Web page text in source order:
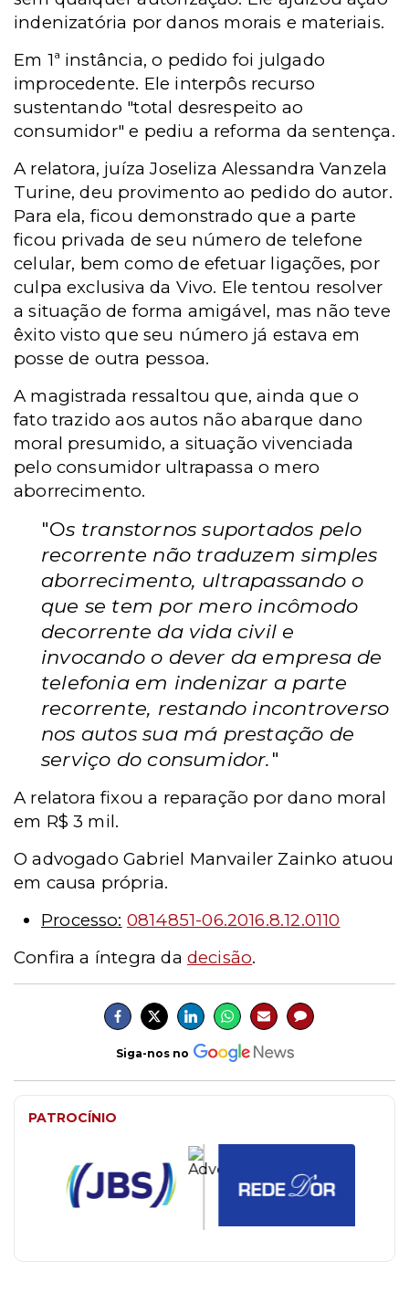
indenizatória por danos morais e materiais.
Em 1ª instância, o pedido foi julgado
improcedente. Ele interpôs recurso
sustentando "total desrespeito ao
consumidor" e pediu a reforma da sentença.
A relatora, juíza Joseliza Alessandra Vanzela
Turine, deu provimento ao pedido do autor.
Para ela, ficou demonstrado que a parte
ficou privada de seu número de telefone
celular, bem como de efetuar ligações, por
culpa exclusiva da Vivo. Ele tentou resolver
a situação de forma amigável, mas não teve
êxito visto que seu número já estava em
posse de outra pessoa.
A magistrada ressaltou que, ainda que o
fato trazido aos autos não abarque dano
moral presumido, a situação vivenciada
pelo consumidor ultrapassa o mero
aborrecimento.
"Os transtornos suportados pelo
recorrente não traduzem simples
aborrecimento, ultrapassando o
que se tem por mero incômodo
decorrente da vida civil e
invocando o dever da empresa de
telefonia em indenizar a parte
recorrente, restando incontroverso
nos autos sua má prestação de
serviço do consumidor."
A relatora fixou a reparação por dano moral
em R$ 3 mil.
O advogado Gabriel Manvailer Zainko atuou
em causa própria.
Processo: 0814851-06.2016.8.12.0110
Confira a íntegra da decisão.
Siga-nos no
PATROCÍNIO